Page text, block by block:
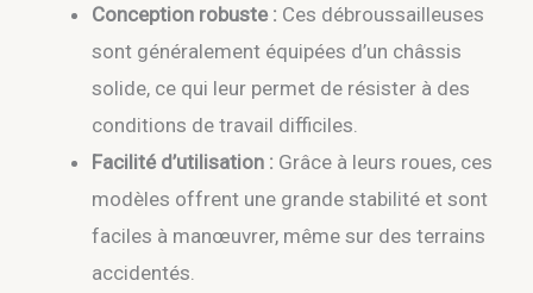
Conception robuste : Ces débroussailleuses
sont généralement équipées d’un châssis
solide, ce qui leur permet de résister à des
conditions de travail difficiles.
Facilité d’utilisation : Grâce à leurs roues, ces
modèles offrent une grande stabilité et sont
faciles à manœuvrer, même sur des terrains
accidentés.